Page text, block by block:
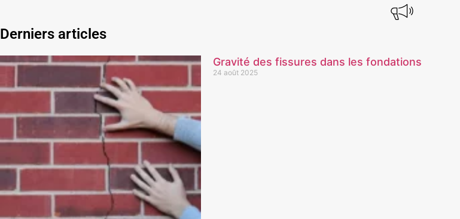
Derniers articles
Gravité des fissures dans les fondations
24 août 2025